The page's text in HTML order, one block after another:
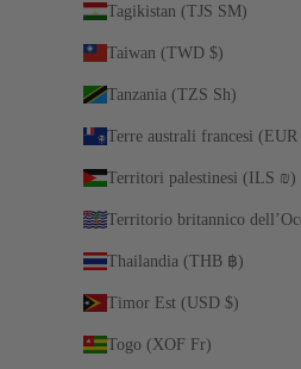
Tagikistan (TJS ЅМ)
Taiwan (TWD $)
Tanzania (TZS Sh)
Territori palestinesi (ILS ₪)
Thailandia (THB ฿)
Timor Est (USD $)
Togo (XOF Fr)